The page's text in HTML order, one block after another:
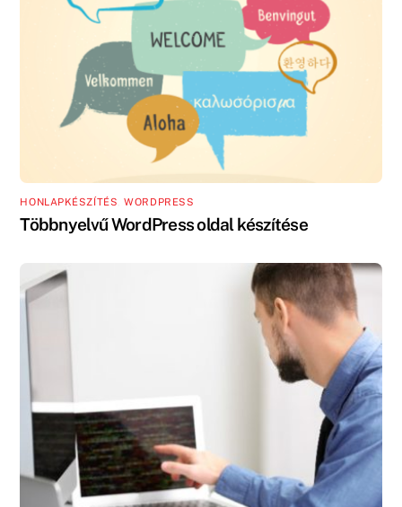
HONLAPKÉSZÍTÉS ,WORDPRESS
Többnyelvű WordPress oldal készítése